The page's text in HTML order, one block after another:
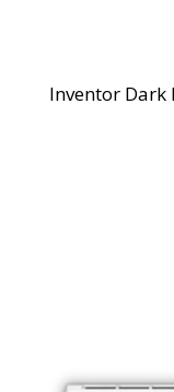
Inventor Dark